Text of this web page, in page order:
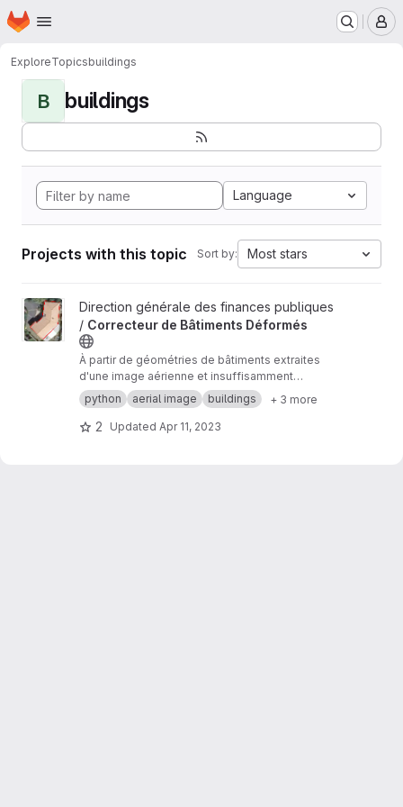
Skip to main content
Homepage
ExploreTopicsbuildings
B buildings
Language
Projects with this topic Sort by: Most stars
View Correcteur de Bâtiments Déformés project
Direction générale des finances publiques
/ Correcteur de Bâtiments Déformés
À partir de géométries de bâtiments extraites
d'une image aérienne et insuffisamment
détourées, ce script cherche à proposer des
géométries plus compatibles avec ce qu'un
bâtiment est censé être.
python aerial image buildings + 3 more
2 Updated Apr 11, 2023